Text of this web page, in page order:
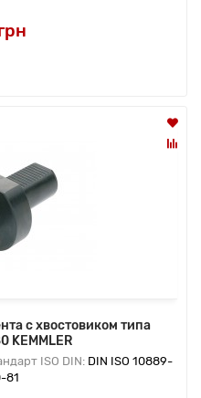
с хвостовиком типа
KEMMLER
ISO DIN: DIN ISO 10889-
81